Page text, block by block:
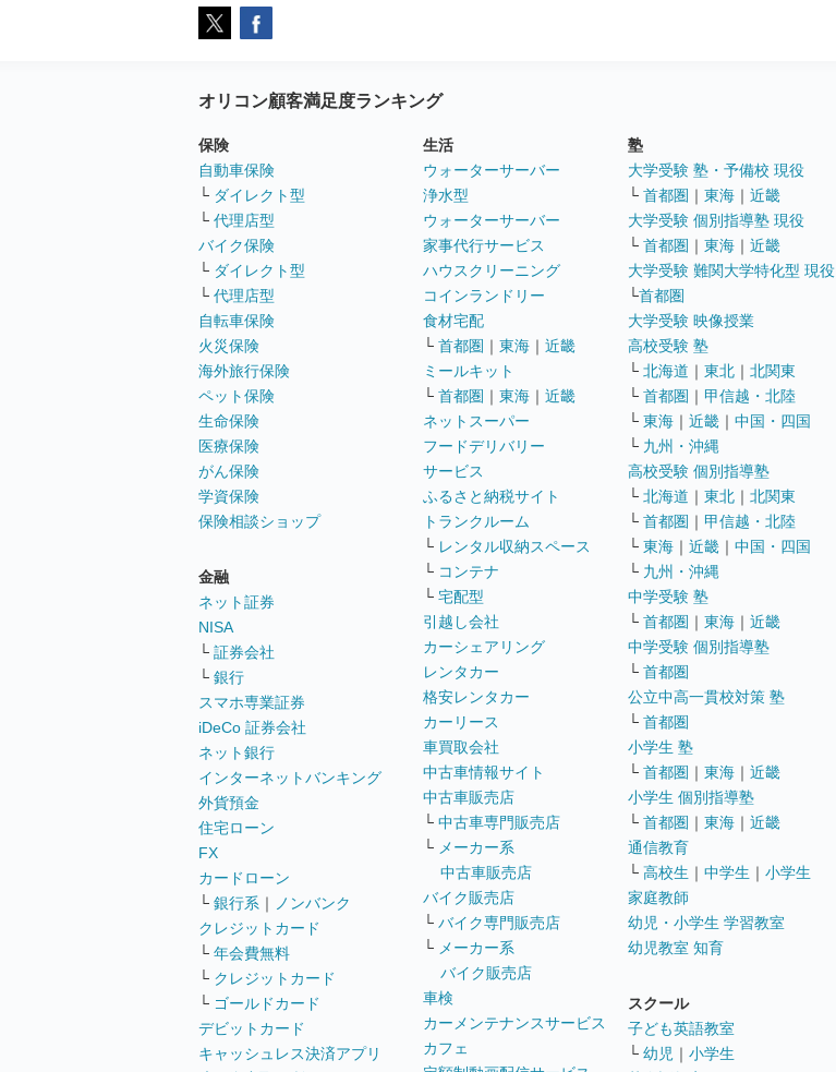
オリコン顧客満足度ランキング
保険
自動車保険
└ ダイレクト型
└ 代理店型
バイク保険
└ ダイレクト型
└ 代理店型
自転車保険
火災保険
海外旅行保険
ペット保険
生命保険
医療保険
がん保険
学資保険
保険相談ショップ
金融
ネット証券
NISA
└ 証券会社
└ 銀行
スマホ専業証券
iDeCo 証券会社
ネット銀行
インターネットバンキング
外貨預金
住宅ローン
FX
カードローン
└ 銀行系 ｜
ノンバンク
クレジットカード
└ 年会費無料
└ クレジットカード
└ ゴールドカード
デビットカード
キャッシュレス決済アプリ
生活
ウォーターサーバー
浄水型
ウォーターサーバー
家事代行サービス
ハウスクリーニング
コインランドリー
食材宅配
└ 首都圏 ｜ 東海 ｜ 近畿
ミールキット
└ 首都圏 ｜ 東海 ｜ 近畿
ネットスーパー
フードデリバリー
サービス
ふるさと納税サイト
トランクルーム
└ レンタル収納スペース
└ コンテナ
└ 宅配型
引越し会社
カーシェアリング
レンタカー
格安レンタカー
カーリース
車買取会社
中古車情報サイト
中古車販売店
└ 中古車専門販売店
└ メーカー系
中古車販売店
バイク販売店
└ バイク専門販売店
└ メーカー系
バイク販売店
車検
カーメンテナンスサービス
カフェ
塾
大学受験 塾・予備校 現役
└ 首都圏 ｜ 東海 ｜ 近畿
大学受験 個別指導塾 現役
└ 首都圏 ｜ 東海 ｜ 近畿
大学受験 難関大学特化型 現役
└首都圏
大学受験 映像授業
高校受験 塾
└ 北海道 ｜ 東北 ｜ 北関東
└ 首都圏 ｜ 甲信越・北陸
└ 東海 ｜ 近畿 ｜ 中国・四国
└ 九州・沖縄
高校受験 個別指導塾
└ 北海道 ｜ 東北 ｜ 北関東
└ 首都圏 ｜ 甲信越・北陸
└ 東海 ｜ 近畿 ｜ 中国・四国
└ 九州・沖縄
中学受験 塾
└ 首都圏 ｜ 東海 ｜ 近畿
中学受験 個別指導塾
└ 首都圏
公立中高一貫校対策 塾
└ 首都圏
小学生 塾
└ 首都圏 ｜ 東海 ｜ 近畿
小学生 個別指導塾
└ 首都圏 ｜ 東海 ｜ 近畿
通信教育
└ 高校生 ｜ 中学生 ｜ 小学生
家庭教師
幼児・小学生 学習教室
幼児教室 知育
スクール
子ども英語教室
└ 幼児 ｜ 小学生